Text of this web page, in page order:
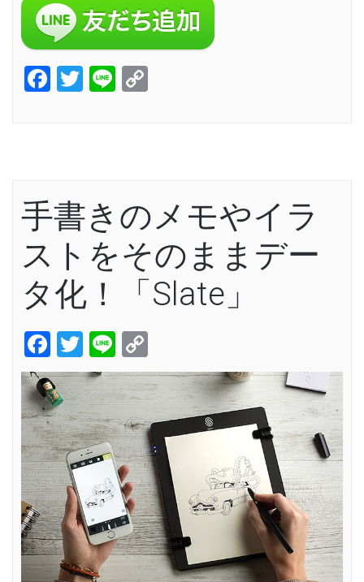
Facebook
Twitter
Line
手書きのメモやイラ
ストをそのままデー
タ化！「Slate」
Facebook
Twitter
Line
Link